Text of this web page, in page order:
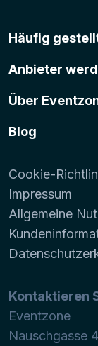
Häufig
Anbieter
Über
Blog
Cookie-
Impressum
Allgemeine
Kontaktieren
Eventzone
Nauschgasse